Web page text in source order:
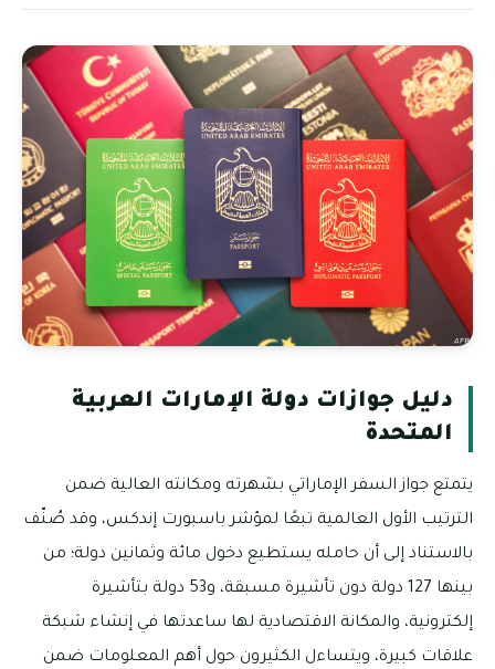
دليل جوازات دولة الإمارات العربية
المتحدة
يتمتع جواز السفر الإماراتي بشهرته ومكانته العالية ضمن
الترتيب الأول العالمية تبعًا لمؤشر باسبورت إندكس، وقد صُنّف
بالاستناد إلى أن حامله يستطيع دخول مائة وثمانين دولة؛ من
بينها 127 دولة دون تأشيرة مسبقة، و53 دولة بتأشيرة
إلكترونية، والمكانة الاقتصادية لها ساعدتها في إنشاء شبكة
علاقات كبيرة، ويتساءل الكثيرون حول أهم المعلومات ضمن